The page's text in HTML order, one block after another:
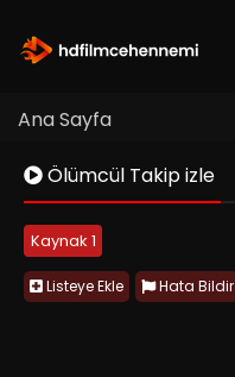
Ana Sayfa
Ölümcül Takip izle
Kaynak 1
Listeye Ekle Hata Bildir